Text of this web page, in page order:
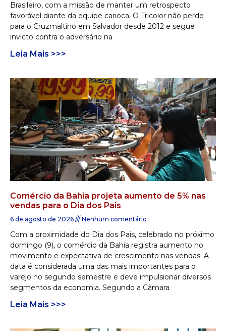
Brasileiro, com a missão de manter um retrospecto
favorável diante da equipe carioca. O Tricolor não perde
para o Cruzmaltino em Salvador desde 2012 e segue
invicto contra o adversário na
Leia Mais >>>
Comércio da Bahia projeta aumento de 5% nas
vendas para o Dia dos Pais
6 de agosto de 2026 Nenhum comentário
Com a proximidade do Dia dos Pais, celebrado no próximo
domingo (9), o comércio da Bahia registra aumento no
movimento e expectativa de crescimento nas vendas. A
data é considerada uma das mais importantes para o
varejo no segundo semestre e deve impulsionar diversos
segmentos da economia. Segundo a Câmara
Leia Mais >>>